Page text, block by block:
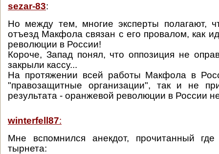
sezar-83:
Но между тем, многие эксперты полагают,
отъезд Макфола связан с его провалом, как
революции в России!
Короче, Запад понял, что оппозиция не
закрыли кассу...
На протяжении всей работы Макфола в
"правозащитные организации", так и не
результата - оранжевой революции в России
winterfell87:
Мне вспомнился анекдот, прочитанный
тырнета: